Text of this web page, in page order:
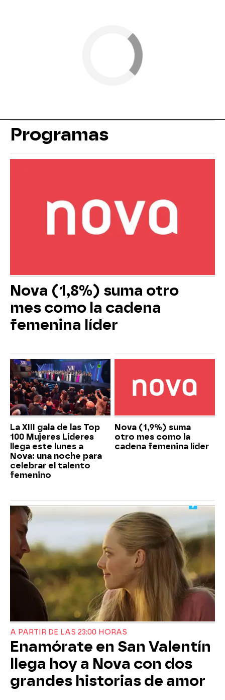
Programas
Nova (1,8%) suma otro
mes como la cadena
femenina líder
La XIII gala de las Top
100 Mujeres Líderes
llega este lunes a
Nova: una noche para
celebrar el talento
femenino
Nova (1,9%) suma
otro mes como la
cadena femenina líder
A PARTIR DE LAS 23:00 HORAS
Enamórate en San Valentín
llega hoy a Nova con dos
grandes historias de amor